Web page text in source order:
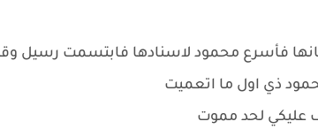
فأسرع محمود لاسنادها فابتسمت رسيل
ذي اول ما اتعميت
عليكي لحد مموت